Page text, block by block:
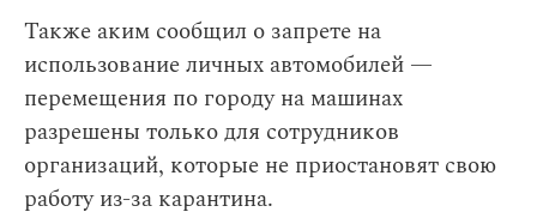
Также аким сообщил о запрете на
использование личных автомобилей —
перемещения по городу на машинах
разрешены только для сотрудников
организаций, которые не приостановят свою
работу из-за карантина.